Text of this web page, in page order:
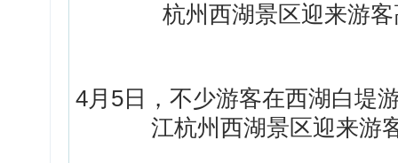
杭州西湖景区迎来游
4月5日，不少游客在西湖白堤
江杭州西湖景区迎来游